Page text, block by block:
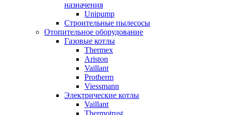
назначения
Unipump
Строительные пылесосы
Отопительное оборудование
Газовые котлы
Thermex
Ariston
Vaillant
Protherm
Viessmann
Электрические котлы
Vaillant
Thermotrust